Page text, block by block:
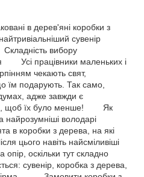
в дерев'яні коробки з
сувенір
вибору
Усі працівники маленьких і
чекають свят,
їм подарують. Так само,
адже завжди є
щоб їх було менше! Як
найрозумніші володарі
в коробки з дерева, на які
цього навіть найсміливіші
оскільки тут складно
сувенір, коробка з дерева,